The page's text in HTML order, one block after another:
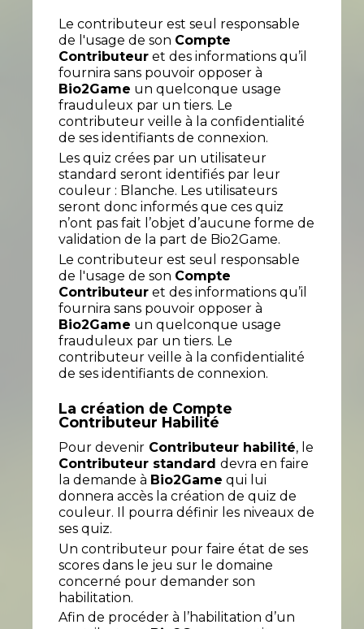
Le contributeur est seul responsable
de l'usage de son Compte
Contributeur et des informations qu’il
fournira sans pouvoir opposer à
Bio2Game un quelconque usage
frauduleux par un tiers. Le
contributeur veille à la confidentialité
de ses identifiants de connexion.
Les quiz crées par un utilisateur
standard seront identifiés par leur
couleur : Blanche. Les utilisateurs
seront donc informés que ces quiz
n’ont pas fait l’objet d’aucune forme de
validation de la part de Bio2Game.
Le contributeur est seul responsable
de l'usage de son Compte
Contributeur et des informations qu’il
fournira sans pouvoir opposer à
Bio2Game un quelconque usage
frauduleux par un tiers. Le
contributeur veille à la confidentialité
de ses identifiants de connexion.
La création de Compte
Contributeur Habilité
Pour devenir Contributeur habilité, le
Contributeur standard devra en faire
la demande à Bio2Game qui lui
donnera accès la création de quiz de
couleur. Il pourra définir les niveaux de
ses quiz.
Un contributeur pour faire état de ses
scores dans le jeu sur le domaine
concerné pour demander son
habilitation.
Afin de procéder à l’habilitation d’un